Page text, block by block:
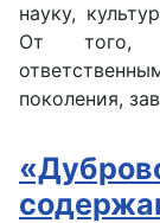
науку,
От того,
поколения,